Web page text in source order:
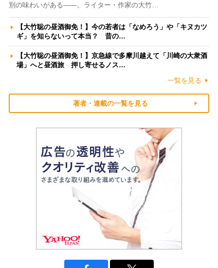
別の味わいがある――。ライター・作家の大竹…
【大竹聡の昼酒御免！】今の若者は「なめろう」や「キヌカツ
ギ」を知らないって本当？ 昔の…
【大竹聡の昼酒御免！】京急線で多摩川越えて「川崎の大衆酒
場」へと昼酒旅 押し寄せるノス…
一覧を見る
著者・連載の一覧を見る